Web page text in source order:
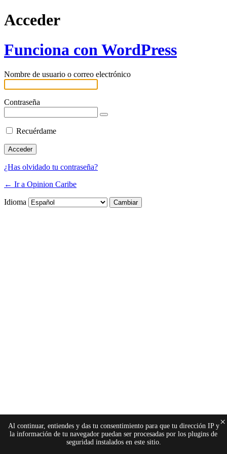
Acceder
Funciona con WordPress
Nombre de usuario o correo electrónico
Contraseña
Recuérdame
¿Has olvidado tu contraseña?
← Ir a Opinion Caribe
Idioma
Al continuar, entiendes y das tu consentimiento para que tu dirección IP y
la información de tu navegador puedan ser procesadas por los plugins de
seguridad instalados en este sitio.
×